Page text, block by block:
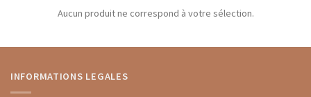
Aucun produit ne correspond à votre sélection.
INFORMATIONS LEGALES